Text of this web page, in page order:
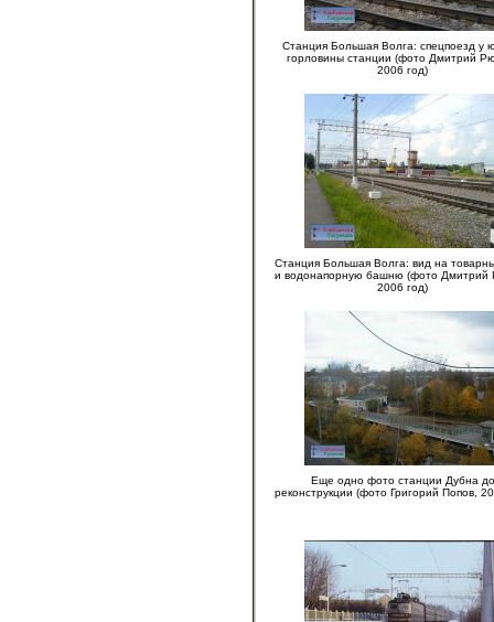
Станция Большая Волга: спецпоезд у
горловины станции (фото Дмитрий
2006 год)
Станция Большая Волга: вид на
и водонапорную башню (фото Дмитрий
2006 год)
Еще одно фото станции Дубна до
реконструкции (фото Григорий Попов,